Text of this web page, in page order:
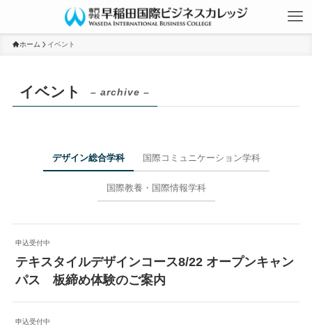
ホーム イベント
イベント – archive –
デザイン総合学科 国際コミュニケーション学科
国際教養・国際情報学科
申込受付中
テキスタイルデザインコース8/22 オープンキャン
パス 板締め体験のご案内
申込受付中